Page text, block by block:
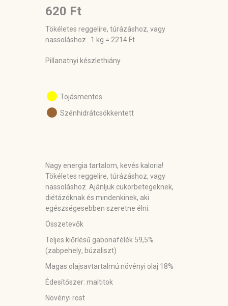
620 Ft
Tökéletes reggelire, túrázáshoz, vagy
nassoláshoz. 1 kg = 2214 Ft
Pillanatnyi készlethiány
Tojásmentes
Szénhidrátcsökkentett
Nagy energia tartalom, kevés kaloria!
Tökéletes reggelire, túrázáshoz, vagy
nassoláshoz. Ajánljuk cukorbetegeknek,
diétázóknak és mindenkinek, aki
egészségesebben szeretne élni.
Összetevők
Teljes kiőrlésű gabonafélék 59,5%
(zabpehely, búzaliszt)
Magas olajsavtartalmú növényi olaj 18%
Édesítőszer: maltitok
Növényi rost